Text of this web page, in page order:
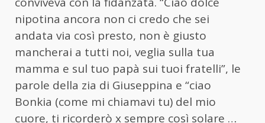
nipotina ancora non ci credo che sei
andata via così presto, non è giusto
mancherai a tutti noi, veglia sulla tua
mamma e sul tuo papà sui tuoi fratelli”, le
parole della zia di Giuseppina e “ciao
Bonkia (come mi chiamavi tu) del mio
cuore, ti ricorderò x sempre così solare …